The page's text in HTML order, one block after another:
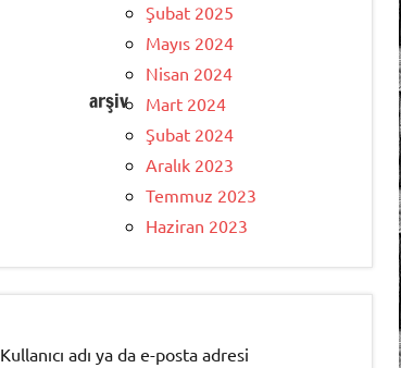
arşiv
Şubat 2025
Mayıs 2024
Nisan 2024
Mart 2024
Şubat 2024
Aralık 2023
Temmuz 2023
Haziran 2023
Kullanıcı adı ya da e-posta adresi